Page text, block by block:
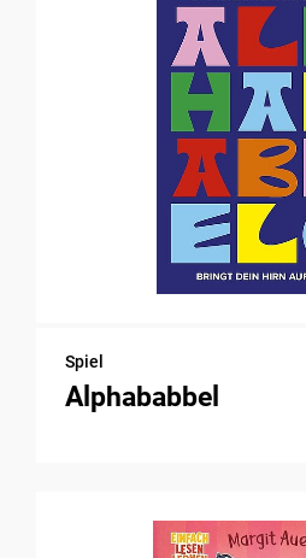
Spiel
Alphababbel